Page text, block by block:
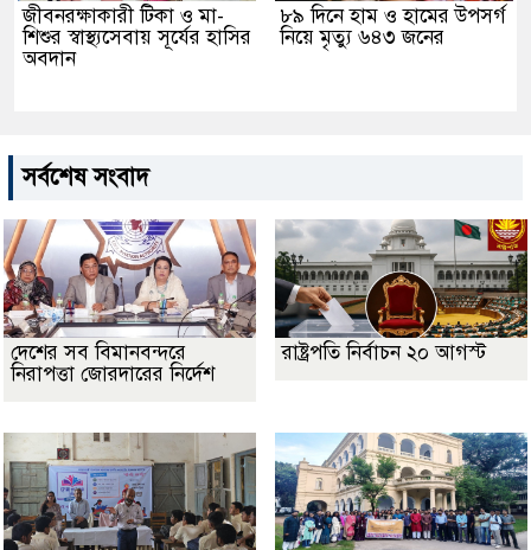
জীবনরক্ষাকারী টিকা ও মা-
শিশুর স্বাস্থ্যসেবায় সূর্যের হাসির
অবদান
৮৯ দিনে হাম ও হামের উপসর্গ
নিয়ে মৃত্যু ৬৪৩ জনের
সর্বশেষ সংবাদ
দেশের সব বিমানবন্দরে
নিরাপত্তা জোরদারের নির্দেশ
রাষ্ট্রপতি নির্বাচন ২০ আগস্ট